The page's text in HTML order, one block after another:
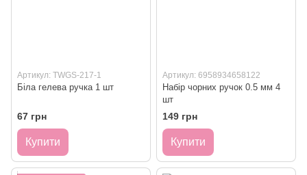
Артикул: TWGS-217-1
Біла гелева ручка 1 шт
67 грн
Купити
Артикул: 6958934658122
Набір чорних ручок 0.5 мм 4
шт
149 грн
Купити